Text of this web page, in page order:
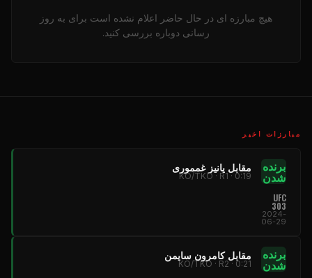
هیچ مبارزه ای در حال حاضر اعلام نشده است برای به روز
رسانی دوباره بررسی کنید.
مبارزات اخیر
برنده
شدن
مقابل یانیز غمموری
KO/TKO · R1 · 0:19
UFC
303
2024-
06-29
برنده
شدن
مقابل کامرون سایمن
KO/TKO · R2 · 0:21